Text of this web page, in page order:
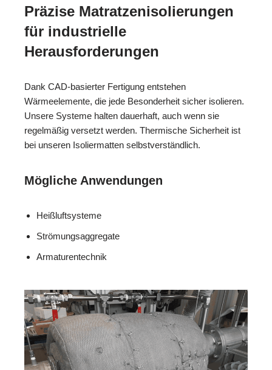
Präzise Matratzenisolierungen
für industrielle
Herausforderungen
Dank CAD-basierter Fertigung entstehen
Wärmeelemente, die jede Besonderheit sicher isolieren.
Unsere Systeme halten dauerhaft, auch wenn sie
regelmäßig versetzt werden. Thermische Sicherheit ist
bei unseren Isoliermatten selbstverständlich.
Mögliche Anwendungen
Heißluftsysteme
Strömungsaggregate
Armaturentechnik